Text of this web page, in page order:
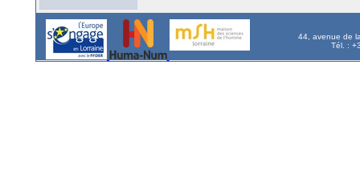
44, avenue de
Tél. :